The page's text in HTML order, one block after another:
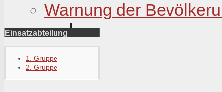
Warnung der
Einsatzabteilung
1. Gruppe
2. Gruppe